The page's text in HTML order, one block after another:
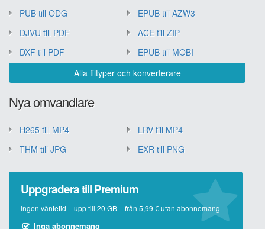
PUB till ODG
EPUB till AZW3
DJVU till PDF
ACE till ZIP
DXF till PDF
EPUB till MOBI
Alla filtyper och konverterare
Nya omvandlare
H265 till MP4
LRV till MP4
THM till JPG
EXR till PNG
Uppgradera till Premium
Ingen väntetid – upp till 20 GB – från 5,99 € utan abonnemang
Inga abonnemang